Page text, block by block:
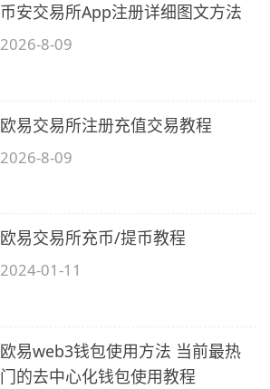
币安交易所App注册详细图文方法
2026-8-09
欧易交易所注册充值交易教程
2026-8-09
欧易交易所充币/提币教程
2024-01-11
欧易web3钱包使用方法 当前最热
门的去中心化钱包使用教程